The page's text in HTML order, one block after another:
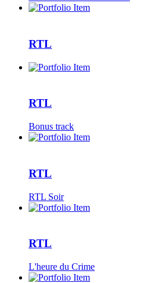
RTL
RTL
Bonus track
RTL
RTL Soir
RTL
L'heure du Crime